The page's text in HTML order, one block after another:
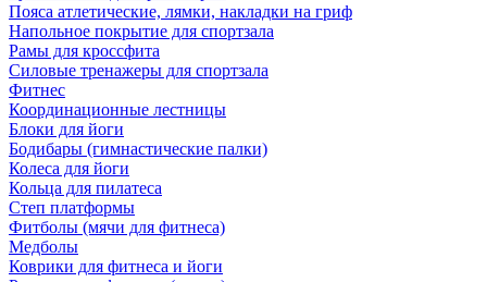
Пояса атлетические, лямки, накладки на гриф
Напольное покрытие для спортзала
Рамы для кроссфита
Силовые тренажеры для спортзала
Фитнес
Координационные лестницы
Блоки для йоги
Бодибары (гимнастические палки)
Колеса для йоги
Кольца для пилатеса
Степ платформы
Фитболы (мячи для фитнеса)
Медболы
Коврики для фитнеса и йоги